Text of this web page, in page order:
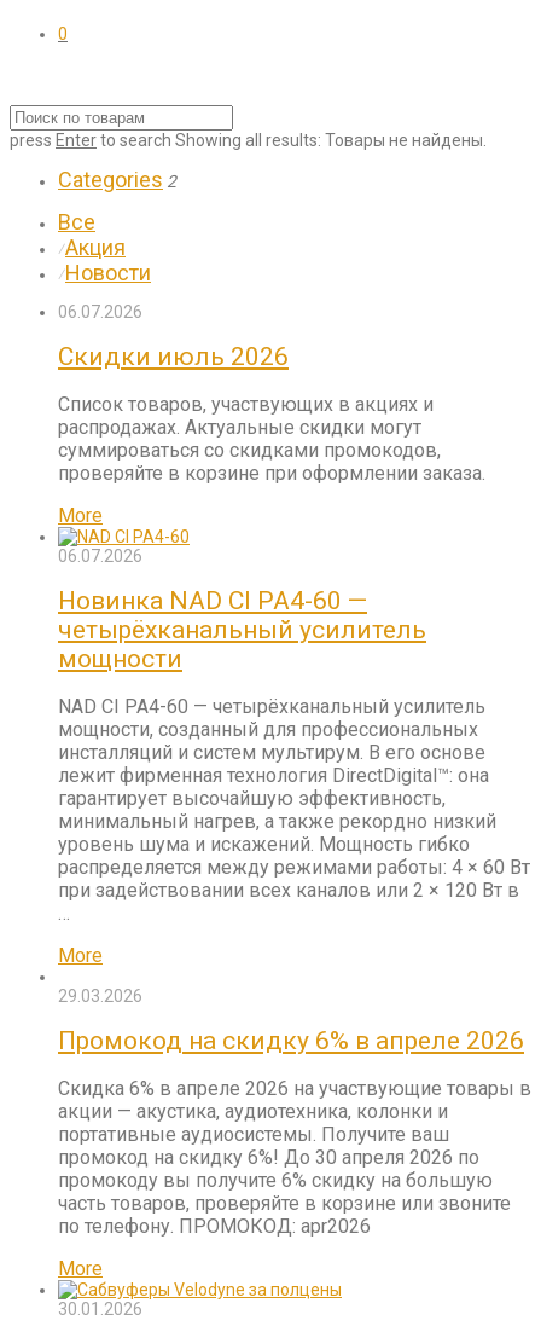
0
press Enterto search Showing all results: Товары не найдены.
Categories 2
Все
⁄Акция
⁄Новости
06.07.2026
Скидки июль 2026
Список товаров, участвующих в акциях и
распродажах. Актуальные скидки могут
суммироваться со скидками промокодов,
проверяйте в корзине при оформлении заказа.
More
06.07.2026
Новинка NAD CI PA4-60 —
четырёхканальный усилитель
мощности
NAD CI PA4-60 — четырёхканальный усилитель
мощности, созданный для профессиональных
инсталляций и систем мультирум. В его основе
лежит фирменная технология DirectDigital™: она
гарантирует высочайшую эффективность,
минимальный нагрев, а также рекордно низкий
уровень шума и искажений. Мощность гибко
распределяется между режимами работы: 4 × 60 Вт
при задействовании всех каналов или 2 × 120 Вт в
More
29.03.2026
Промокод на скидку 6% в апреле 2026
Скидка 6% в апреле 2026 на участвующие товары в
акции — акустика, аудиотехника, колонки и
портативные аудиосистемы. Получите ваш
промокод на скидку 6%! До 30 апреля 2026 по
промокоду вы получите 6% скидку на большую
часть товаров, проверяйте в корзине или звоните
по телефону. ПРОМОКОД: apr2026
More
30.01.2026